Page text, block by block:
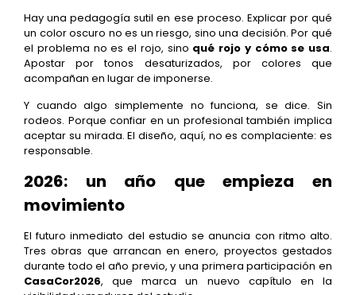
Hay una pedagogía sutil en ese proceso. Explicar por qué
un color oscuro no es un riesgo, sino una decisión. Por qué
el problema no es el rojo, sino qué rojo y cómo se usa.
Apostar por tonos desaturizados, por colores que
acompañan en lugar de imponerse.
Y cuando algo simplemente no funciona, se dice. Sin
rodeos. Porque confiar en un profesional también implica
aceptar su mirada. El diseño, aquí, no es complaciente: es
responsable.
2026: un año que empieza en
movimiento
El futuro inmediato del estudio se anuncia con ritmo alto.
Tres obras que arrancan en enero, proyectos gestados
durante todo el año previo, y una primera participación en
CasaCor2026, que marca un nuevo capítulo en la